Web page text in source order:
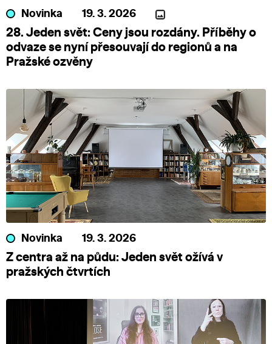
Novinka 19. 3. 2026
28. Jeden svět: Ceny jsou rozdány. Příběhy o
odvaze se nyní přesouvají do regionů a na
Pražské ozvěny
Novinka 19. 3. 2026
Z centra až na půdu: Jeden svět ožívá v
pražských čtvrtích